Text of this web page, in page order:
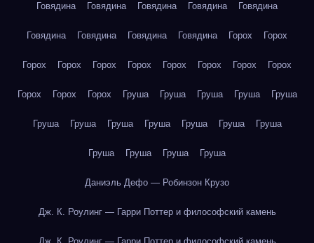
Говядина Говядина Говядина Говядина Говядина
Говядина Говядина Говядина Говядина Горох Горох
Горох Горох Горох Горох Горох Горох Горох Горох
Горох Горох Горох Груша Груша Груша Груша Груша
Груша Груша Груша Груша Груша Груша Груша
Груша Груша Груша Груша
Даниэль Дефо — Робинзон Крузо
Дж. К. Роулинг — Гарри Поттер и философский камень